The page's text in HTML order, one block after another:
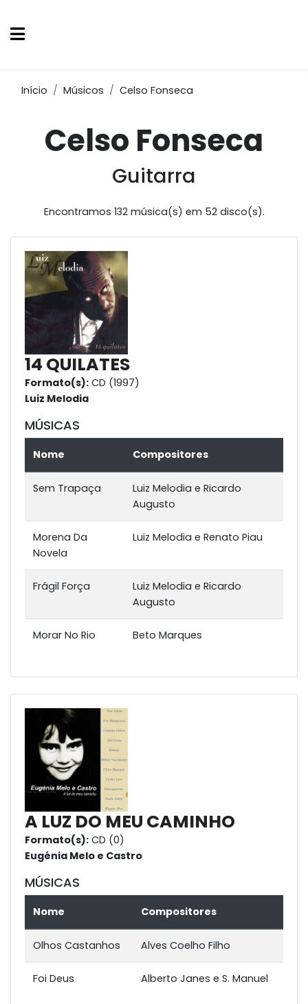
Início Músicos Celso Fonseca
Celso Fonseca
Guitarra
Encontramos 132 música(s) em 52 disco(s).
14 QUILATES
Formato(s): CD (1997)
Luiz Melodia
MÚSICAS
Nome Compositores
Sem Trapaça
Luiz Melodia e Ricardo
Augusto
Morena Da
Novela
Luiz Melodia e Renato Piau
Frágil Força
Luiz Melodia e Ricardo
Augusto
Morar No Rio Beto Marques
A LUZ DO MEU CAMINHO
Formato(s): CD (0)
Eugénia Melo e Castro
MÚSICAS
Nome Compositores
Olhos Castanhos Alves Coelho Filho
Foi Deus Alberto Janes e S. Manuel